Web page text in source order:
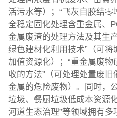
活污水等）；“飞灰自胶结
全稳定固化处理含重金属、
金属废渣的处理方法及其生
绿色建材化利用技术”（可
加值资源化）；“重金属废
收的方法”（可处理处置废
金属的危险废物）。同时，
垃圾、餐厨垃圾低成本资源
河道生态治理”等领域拥有